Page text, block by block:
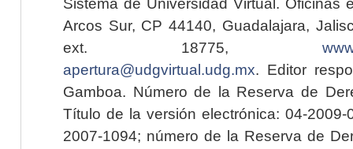
Arcos Sur, CP 44140, Guadalajara,
ext. 18775,
apertura@udgvirtual.udg.mx. Editor
Gamboa. Número de la Reserva de
Título de la versión electrónica: 04-2009-
2007-1094; número de la Reserva de